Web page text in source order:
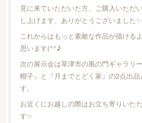
見に来ていただいた方、ご購入いただ
し上げます、ありがとうございました✨
これからはもっと素敵な作品が描ける
思います(^^♪
次の展示会は草津市の風の門ギャラリ
帽子』と『月までとどく家』の2点出品
す。
お近くにお越しの際はお立ち寄りいた
す✨